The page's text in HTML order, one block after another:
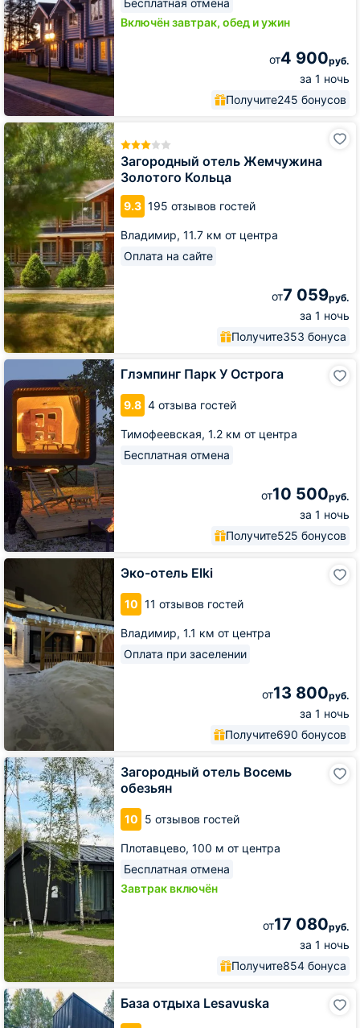
Бесплатная отмена
Включён завтрак, обед и ужин
от4 900руб.
за 1 ночь
Получите245 бонусов
Загородный отель Жемчужина
Золотого Кольца
9.3 195 отзывов гостей
Владимир, 11.7 км от центра
Оплата на сайте
от7 059руб.
за 1 ночь
Получите353 бонуса
Загородный
отель
Жемчужина
Золотого
Кольца
Глэмпинг Парк У Острога
9.8 4 отзыва гостей
Тимофеевская, 1.2 км от центра
Бесплатная отмена
от10 500руб.
за 1 ночь
Получите525 бонусов
Глэмпинг
Парк
Острога
Эко-отель Elki
10 11 отзывов гостей
Владимир, 1.1 км от центра
Оплата при заселении
от13 800руб.
за 1 ночь
Получите690 бонусов
Эко-
Elki
Загородный отель Восемь
обезьян
10 5 отзывов гостей
Плотавцево, 100 м от центра
Бесплатная отмена
Завтрак включён
от17 080руб.
за 1 ночь
Получите854 бонуса
Загородный
отель
Восемь
обезьян
База отдыха Lesavuska
База
отдыха
Lesavuska